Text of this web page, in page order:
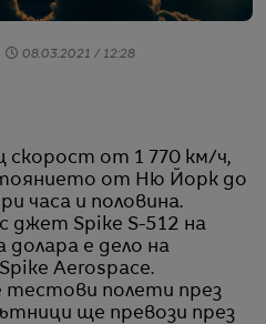
08.03.2021 / 12:28
от Ню Йорк до
часа и половина.
джет Spike S-512 на
е дело на
Aerospace.
тестови полети през
ще превози през